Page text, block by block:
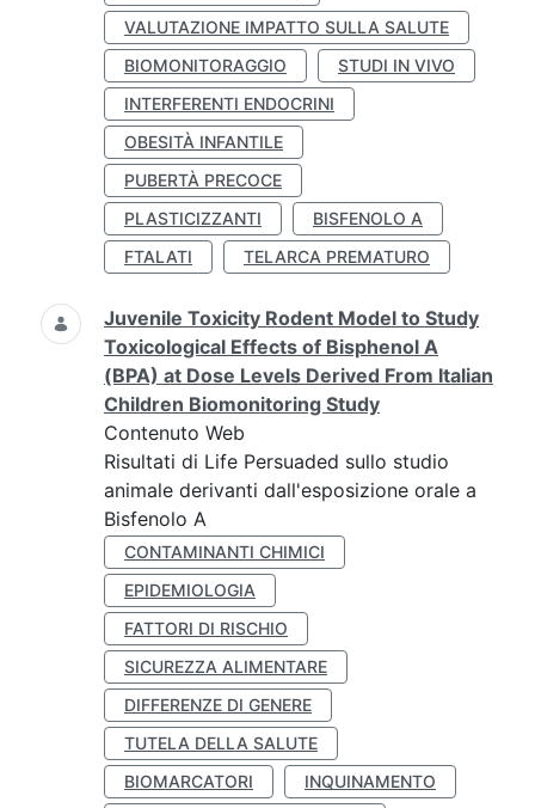
VALUTAZIONE IMPATTO SULLA SALUTE
BIOMONITORAGGIO
STUDI IN VIVO
INTERFERENTI ENDOCRINI
OBESITÀ INFANTILE
PUBERTÀ PRECOCE
PLASTICIZZANTI
BISFENOLO A
FTALATI
TELARCA PREMATURO
Juvenile Toxicity Rodent Model to Study
Toxicological Effects of Bisphenol A
(BPA) at Dose Levels Derived From Italian
Children Biomonitoring Study
Contenuto Web
Risultati di Life Persuaded sullo studio
animale derivanti dall'esposizione orale a
Bisfenolo A
CONTAMINANTI CHIMICI
EPIDEMIOLOGIA
FATTORI DI RISCHIO
SICUREZZA ALIMENTARE
DIFFERENZE DI GENERE
TUTELA DELLA SALUTE
BIOMARCATORI
INQUINAMENTO